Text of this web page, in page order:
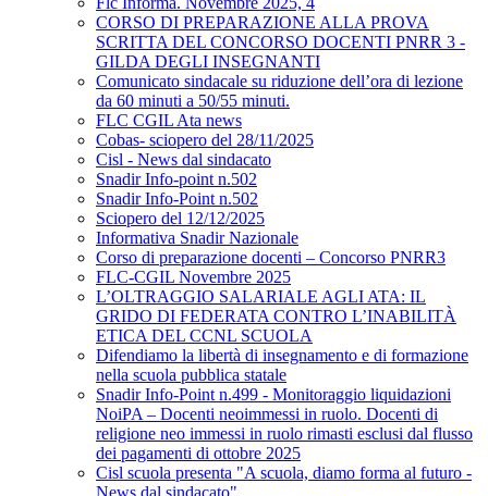
CORSO DI PREPARAZIONE ALLA PROVA
SCRITTA DEL CONCORSO DOCENTI PNRR 3 -
GILDA DEGLI INSEGNANTI
Comunicato sindacale su riduzione dell’ora di lezione
da 60 minuti a 50/55 minuti.
FLC CGIL Ata news
Cobas- sciopero del 28/11/2025
Cisl - News dal sindacato
Snadir Info-point n.502
Snadir Info-Point n.502
Sciopero del 12/12/2025
Informativa Snadir Nazionale
Corso di preparazione docenti – Concorso PNRR3
FLC-CGIL Novembre 2025
L’OLTRAGGIO SALARIALE AGLI ATA: IL
GRIDO DI FEDERATA CONTRO L’INABILITÀ
ETICA DEL CCNL SCUOLA
Difendiamo la libertà di insegnamento e di formazione
nella scuola pubblica statale
Snadir Info-Point n.499 - Monitoraggio liquidazioni
NoiPA – Docenti neoimmessi in ruolo. Docenti di
religione neo immessi in ruolo rimasti esclusi dal flusso
dei pagamenti di ottobre 2025
Cisl scuola presenta "A scuola, diamo forma al futuro -